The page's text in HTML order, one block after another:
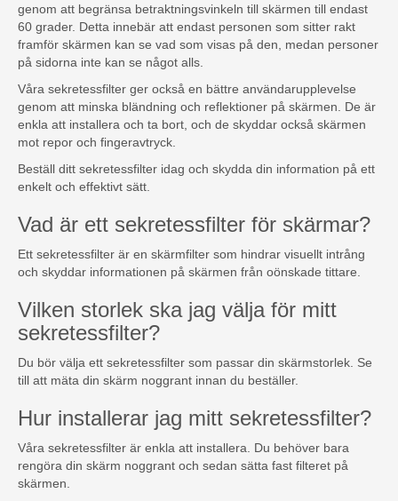
genom att begränsa betraktningsvinkeln till skärmen till endast
60 grader. Detta innebär att endast personen som sitter rakt
framför skärmen kan se vad som visas på den, medan personer
på sidorna inte kan se något alls.
Våra sekretessfilter ger också en bättre användarupplevelse
genom att minska bländning och reflektioner på skärmen. De är
enkla att installera och ta bort, och de skyddar också skärmen
mot repor och fingeravtryck.
Beställ ditt sekretessfilter idag och skydda din information på ett
enkelt och effektivt sätt.
Vad är ett sekretessfilter för skärmar?
Ett sekretessfilter är en skärmfilter som hindrar visuellt intrång
och skyddar informationen på skärmen från oönskade tittare.
Vilken storlek ska jag välja för mitt
sekretessfilter?
Du bör välja ett sekretessfilter som passar din skärmstorlek. Se
till att mäta din skärm noggrant innan du beställer.
Hur installerar jag mitt sekretessfilter?
Våra sekretessfilter är enkla att installera. Du behöver bara
rengöra din skärm noggrant och sedan sätta fast filteret på
skärmen.